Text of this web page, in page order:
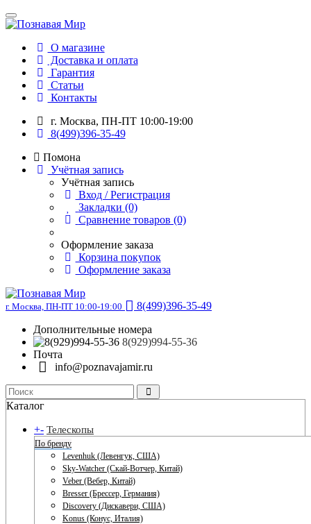
О магазине
Доставка и оплата
Гарантия
Статьи
Контакты
г. Москва, ПН-ПТ 10:00-19:00
8(499)396-35-49
Помона
Учётная запись
Учётная запись
Вход / Регистрация
Закладки (0)
Сравнение товаров (0)
Оформление заказа
Корзина покупок
Оформление заказа
г. Москва, ПН-ПТ 10:00-19:00
8(499)396-35-49
Дополнительные номера
8(929)994-55-36
Почта
info@poznavajamir.ru
Каталог
+- Телескопы
По бренду
Levenhuk (Левенгук, США)
Sky-Watcher (Скай-Вотчер, Китай)
Veber (Вебер, Китай)
Bresser (Брессер, Германия)
Discovery (Дискавери, США)
Konus (Конус, Италия)